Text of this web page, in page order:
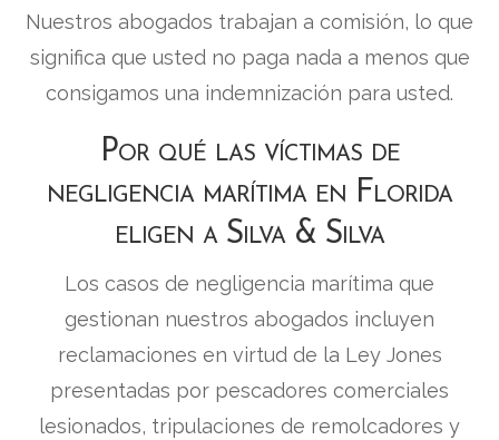
Nuestros abogados trabajan a comisión, lo que
significa que usted no paga nada a menos que
consigamos una indemnización para usted.
Por qué las víctimas de
negligencia marítima en Florida
eligen a Silva & Silva
Los casos de negligencia marítima que
gestionan nuestros abogados incluyen
reclamaciones en virtud de la Ley Jones
presentadas por pescadores comerciales
lesionados, tripulaciones de remolcadores y